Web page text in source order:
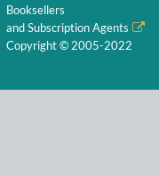
Booksellers
and Subscription Agents
Copyright © 2005-2022